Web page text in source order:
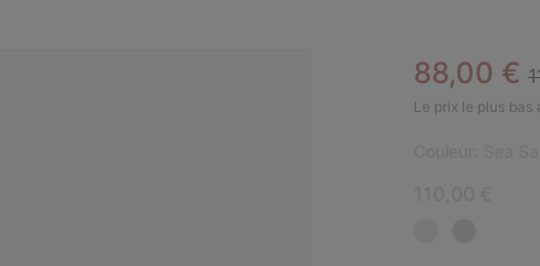
Sale
88,00 €
Le prix le plus bas